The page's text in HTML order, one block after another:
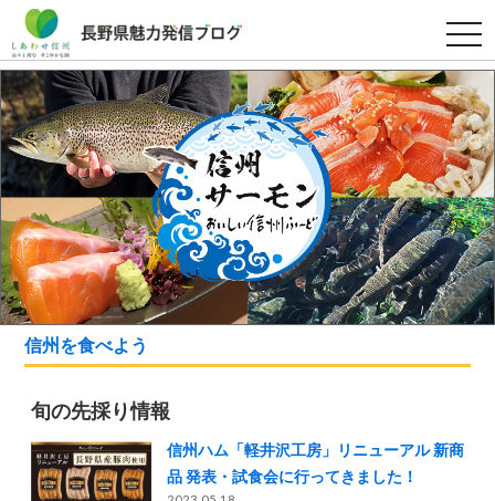
t
o
g
l
e
n
a
v
i
g
a
t
i
o
n
信州を食べよう
旬の先採り情報
信州ハム「軽井沢工房」リニューアル 新商
品 発表・試食会に行ってきました！